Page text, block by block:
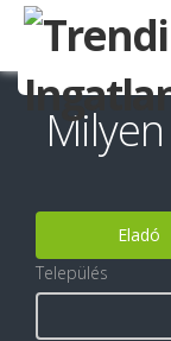
Milyen
Eladó
Település